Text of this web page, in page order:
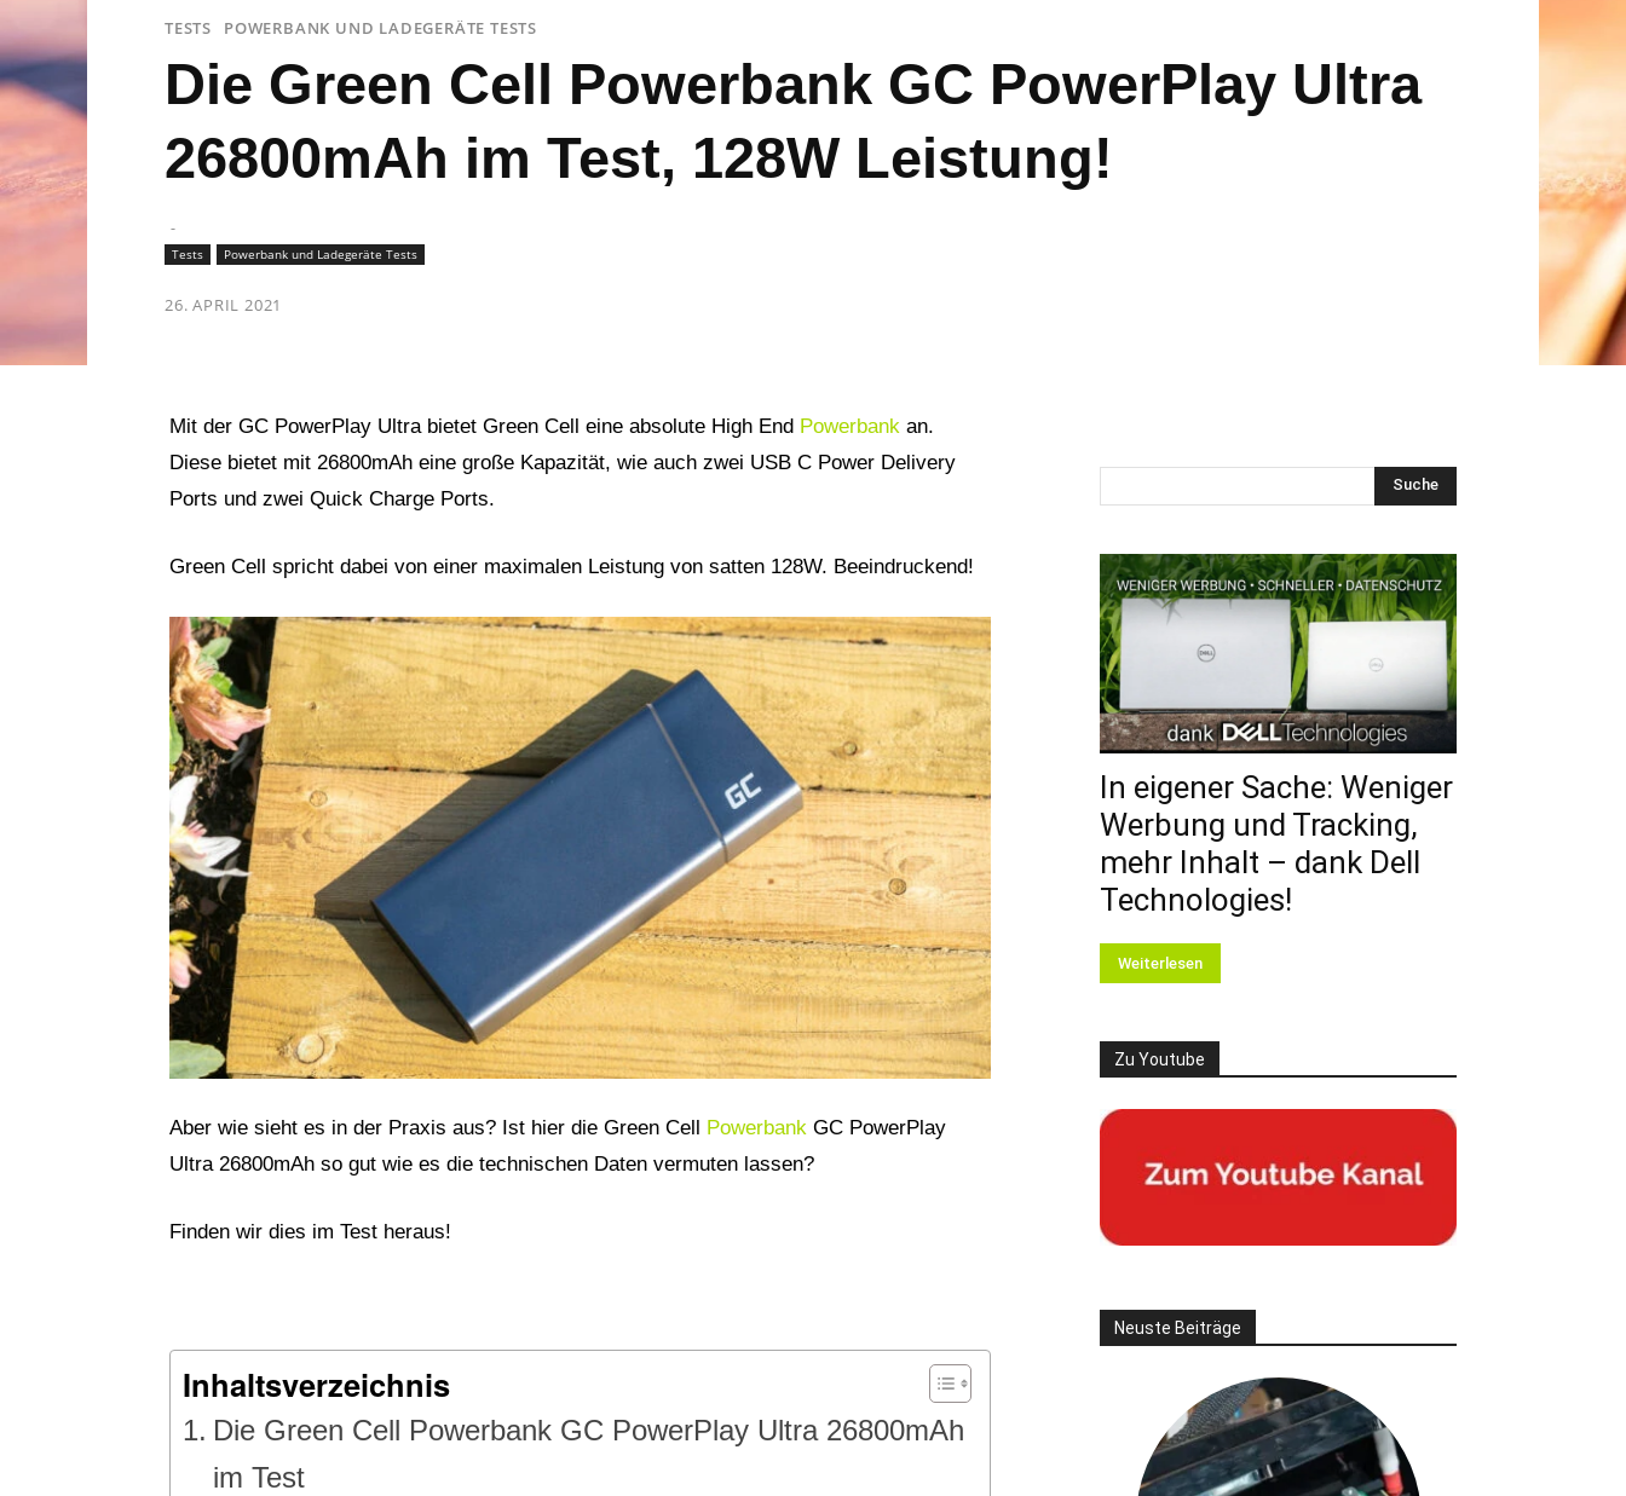
TESTS POWERBANK UND LADEGERÄTE TESTS
Die Green Cell Powerbank GC PowerPlay Ultra
26800mAh im Test, 128W Leistung!
-
Tests
Powerbank und Ladegeräte Tests
26. APRIL 2021
Mit der GC PowerPlay Ultra bietet Green Cell eine absolute High End Powerbank an.
Diese bietet mit 26800mAh eine große Kapazität, wie auch zwei USB C Power Delivery
Ports und zwei Quick Charge Ports.
Green Cell spricht dabei von einer maximalen Leistung von satten 128W. Beeindruckend!
Aber wie sieht es in der Praxis aus? Ist hier die Green Cell Powerbank GC PowerPlay
Ultra 26800mAh so gut wie es die technischen Daten vermuten lassen?
Finden wir dies im Test heraus!
Inhaltsverzeichnis
Die Green Cell Powerbank GC PowerPlay Ultra 26800mAh
im Test
Suche
In eigener Sache: Weniger
Werbung und Tracking,
mehr Inhalt – dank Dell
Technologies!
Weiterlesen
Zu Youtube
Neuste Beiträge